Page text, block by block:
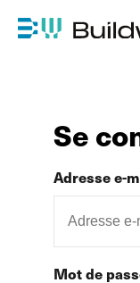
Se
Adresse e-
Mot de